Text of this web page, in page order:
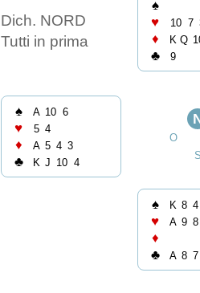
Dich. NORD
Tutti in prima
♠
♥
10 7
♦ K Q
♣ 9
♠ A 10 6
♥ 5 4
♦ A 5 4 3
♣ K J 10 4
O
♠ K 8 4
♥ A 9 8
♦
♣
A 8 7